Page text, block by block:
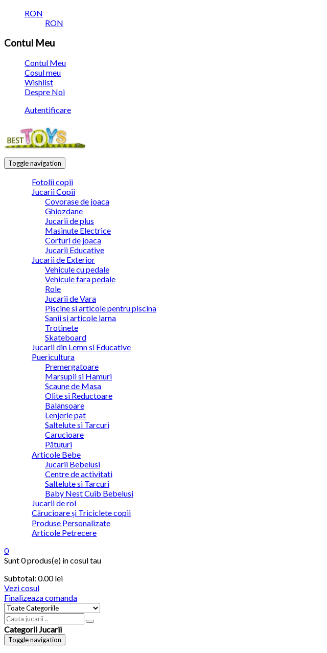
RON
RON
Contul Meu
Contul Meu
Cosul meu
Wishlist
Despre Noi
Autentificare
Toggle navigation
Fotolii copii
Jucarii Copii
Covorase de joaca
Ghiozdane
Jucarii de plus
Masinute Electrice
Corturi de joaca
Jucarii Educative
Jucarii de Exterior
Vehicule cu pedale
Vehicule fara pedale
Role
Jucarii de Vara
Piscine si articole pentru piscina
Sanii si articole iarna
Trotinete
Skateboard
Jucarii din Lemn si Educative
Puericultura
Premergatoare
Marsupii si Hamuri
Scaune de Masa
Olite si Reductoare
Balansoare
Lenjerie pat
Saltelute si Tarcuri
Carucioare
Pătuțuri
Articole Bebe
Jucarii Bebelusi
Centre de activitati
Saltelute si Tarcuri
Baby Nest Cuib Bebelusi
Jucarii de rol
Cărucioare și Triciclete copii
Produse Personalizate
Articole Petrecere
0
Sunt0 produs(e) in cosul tau
Subtotal: 0.00lei
Vezi cosul
Finalizeaza comanda
Categorii Jucarii
Toggle navigation